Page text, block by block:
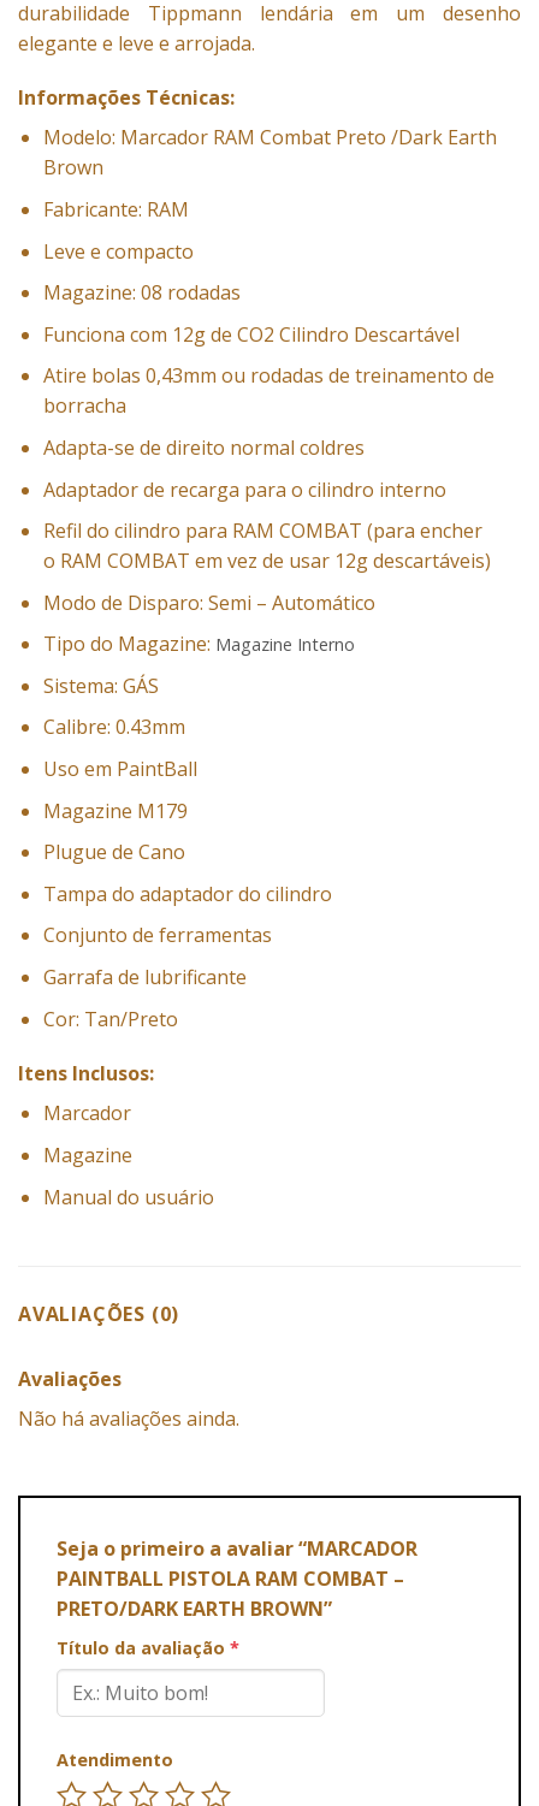
durabilidade Tippmann lendária em um desenho
elegante e leve e arrojada.
Informações Técnicas:
Modelo: Marcador RAM Combat Preto /Dark Earth
Brown
Fabricante: RAM
Leve e compacto
Magazine: 08 rodadas
Funciona com 12g de CO2 Cilindro Descartável
Atire bolas 0,43mm ou rodadas de treinamento de
borracha
Adapta-se de direito normal coldres
Adaptador de recarga para o cilindro interno
Refil do cilindro para RAM COMBAT (para encher
o RAM COMBAT em vez de usar 12gdescartáveis)
Modo de Disparo: Semi – Automático
Tipo do Magazine: Magazine Interno
Sistema: GÁS
Calibre: 0.43mm
Uso em PaintBall
Magazine M179
Plugue de Cano
Tampa do adaptador do cilindro
Conjunto de ferramentas
Garrafa de lubrificante
Cor: Tan/Preto
Itens Inclusos:
Marcador
Magazine
Manual do usuário
AVALIAÇÕES (0)
Avaliações
Não há avaliações ainda.
Seja o primeiro a avaliar “MARCADOR
PAINTBALL PISTOLA RAM COMBAT –
PRETO/DARK EARTH BROWN”
Título da avaliação *
Atendimento